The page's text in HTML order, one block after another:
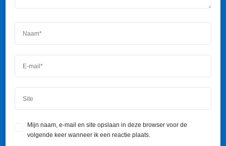
Mijn naam, e-mail en site opslaan in deze browser voor de
volgende keer wanneer ik een reactie plaats.